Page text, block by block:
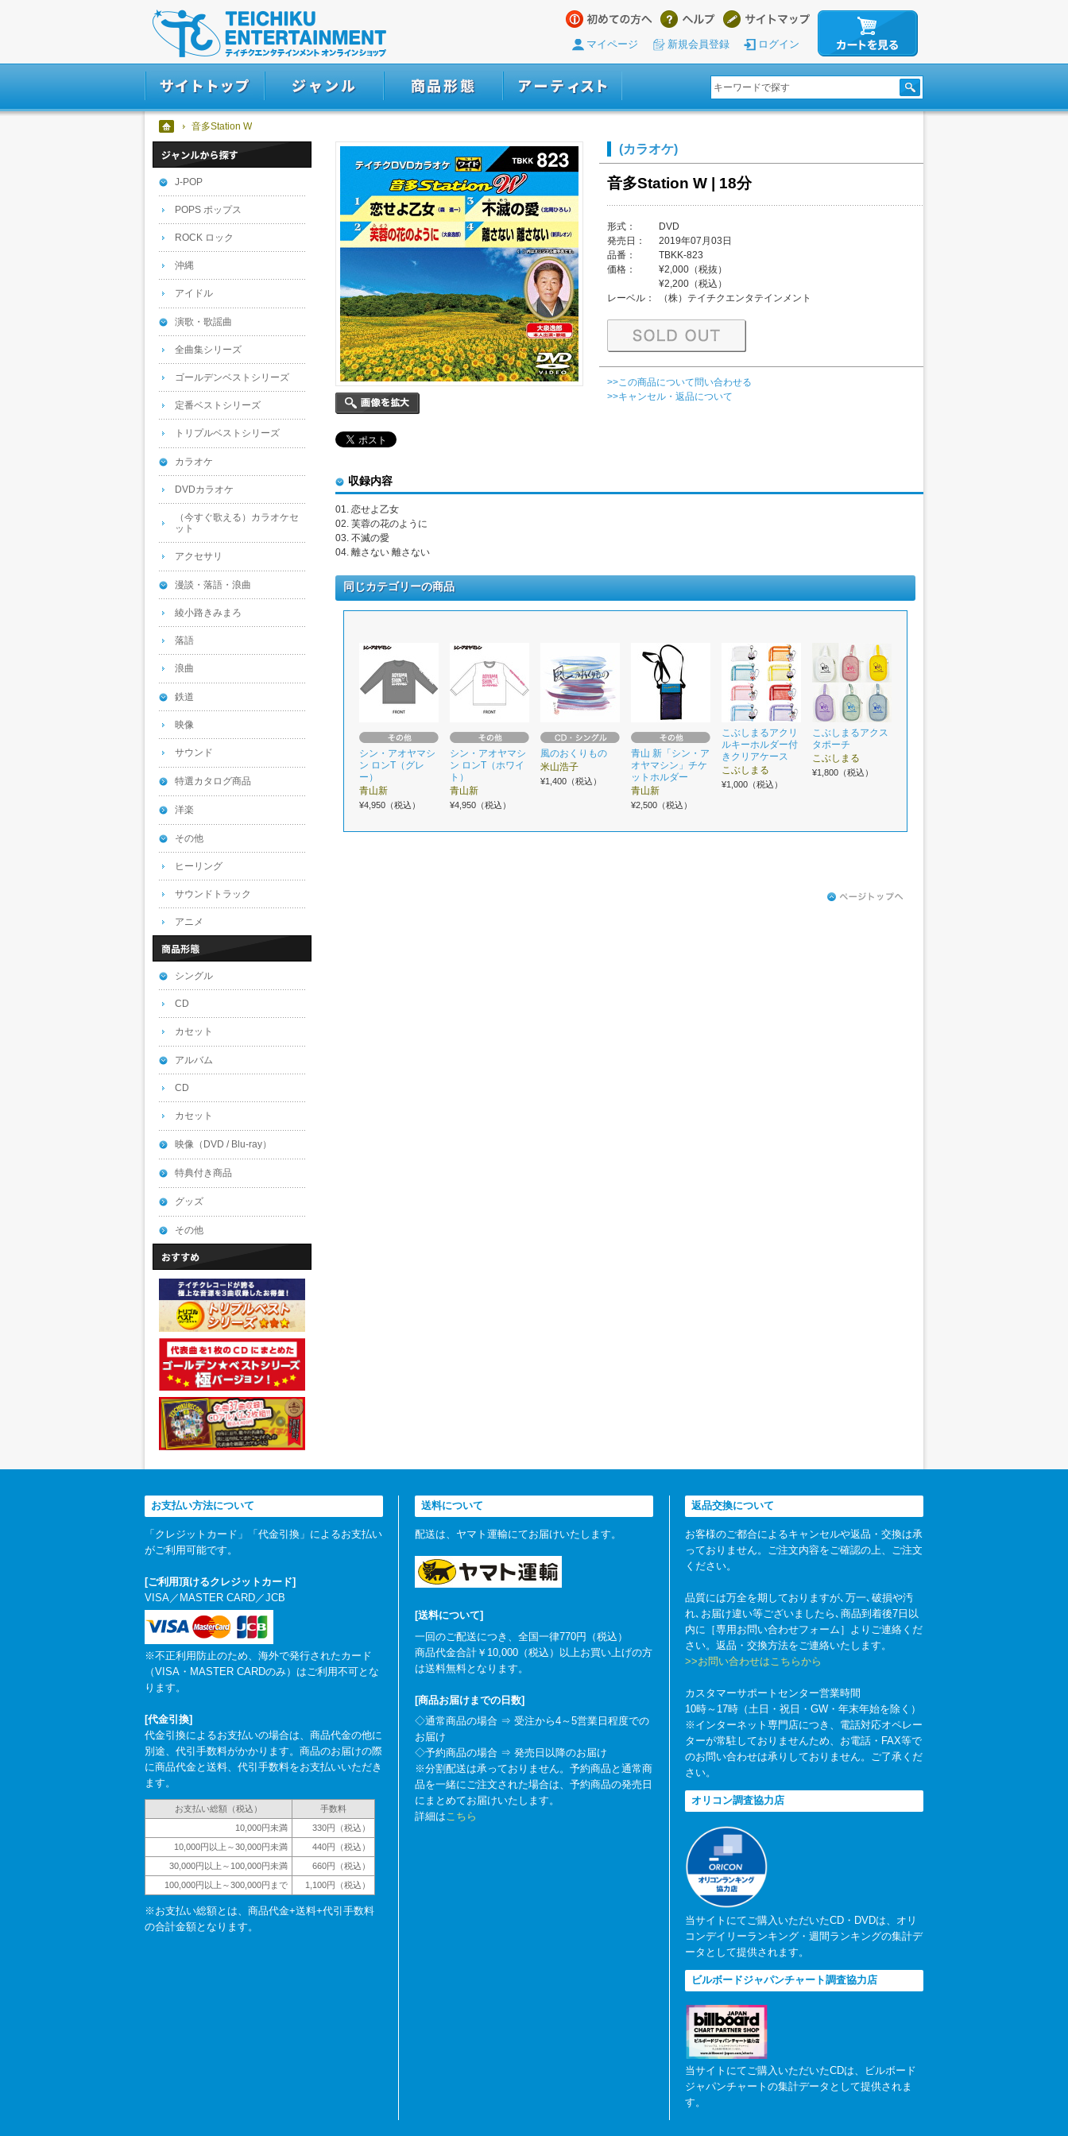
マイページ 新規会員登録 ログイン
音多Station W
(カラオケ)
音多Station W | 18分
形式：
DVD
発売日：
2019年07月03日
品番：
TBKK-823
価格：
¥2,000（税抜）
¥2,200（税込）
レーベル：
（株）テイチクエンタテインメント
>>この商品について問い合わせる
>>キャンセル・返品について
収録内容
01. 恋せよ乙女
02. 芙蓉の花のように
03. 不滅の愛
04. 離さない 離さない
同じカテゴリーの商品
シン・アオヤマシ
ン ロンT（グレ
ー）
青山新
¥4,950（税込）
シン・アオヤマシ
ン ロンT（ホワイ
ト）
青山新
¥4,950（税込）
風のおくりもの
米山浩子
¥1,400（税込）
青山 新「シン・ア
オヤマシン」チケ
ットホルダー
青山新
¥2,500（税込）
こぶしまるアクリ
ルキーホルダー付
きクリアケース
こぶしまる
¥1,000（税込）
こぶしまるアクス
タポーチ
こぶしまる
¥1,800（税込）
J-POP
POPS ポップス
ROCK ロック
沖縄
アイドル
演歌・歌謡曲
全曲集シリーズ
ゴールデンベストシリーズ
定番ベストシリーズ
トリプルベストシリーズ
カラオケ
DVDカラオケ
（今すぐ歌える）カラオケセ
ット
アクセサリ
漫談・落語・浪曲
綾小路きみまろ
落語
浪曲
鉄道
映像
サウンド
特選カタログ商品
洋楽
その他
ヒーリング
サウンドトラック
アニメ
シングル
CD
カセット
アルバム
CD
カセット
映像（DVD / Blu-ray）
特典付き商品
グッズ
その他
お支払い方法について
「クレジットカード」「代金引換」によるお支払い
がご利用可能です。
[ご利用頂けるクレジットカード]
VISA／MASTER CARD／JCB
※不正利用防止のため、海外で発行されたカード
（VISA・MASTER CARDのみ）はご利用不可とな
ります。
[代金引換]
代金引換によるお支払いの場合は、商品代金の他に
別途、代引手数料がかかります。商品のお届けの際
に商品代金と送料、代引手数料をお支払いいただき
ます。
お支払い総額（税込）
手数料
10,000円未満
330円（税込）
10,000円以上～30,000円未満
440円（税込）
30,000円以上～100,000円未満
660円（税込）
100,000円以上～300,000円まで
1,100円（税込）
※お支払い総額とは、商品代金+送料+代引手数料
の合計金額となります。
送料について
配送は、ヤマト運輸にてお届けいたします。
[送料について]
一回のご配送につき、全国一律770円（税込）
商品代金合計￥10,000（税込）以上お買い上げの方
は送料無料となります。
[商品お届けまでの日数]
◇通常商品の場合 ⇒ 受注から4～5営業日程度での
お届け
◇予約商品の場合 ⇒ 発売日以降のお届け
※分割配送は承っておりません。予約商品と通常商
品を一緒にご注文された場合は、予約商品の発売日
にまとめてお届けいたします。
詳細はこちら
返品交換について
お客様のご都合によるキャンセルや返品・交換は承
っておりません。ご注文内容をご確認の上、ご注文
ください。
品質には万全を期しておりますが､万一､破損や汚
れ､お届け違い等ございましたら､商品到着後7日以
内に［専用お問い合わせフォーム］よりご連絡くだ
さい。返品・交換方法をご連絡いたします。
>>お問い合わせはこちらから
カスタマーサポートセンター営業時間
10時～17時（土日・祝日・GW・年末年始を除く）
※インターネット専門店につき、電話対応オペレー
ターが常駐しておりませんため、お電話・FAX等で
のお問い合わせは承りしておりません。ご了承くだ
さい。
オリコン調査協力店
当サイトにてご購入いただいたCD・DVDは、オリ
コンデイリーランキング・週間ランキングの集計デ
ータとして提供されます。
ビルボードジャパンチャート調査協力店
当サイトにてご購入いただいたCDは、ビルボード
ジャパンチャートの集計データとして提供されま
す。